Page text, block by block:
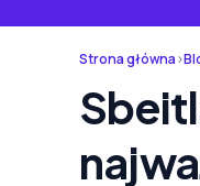
Strona główna›